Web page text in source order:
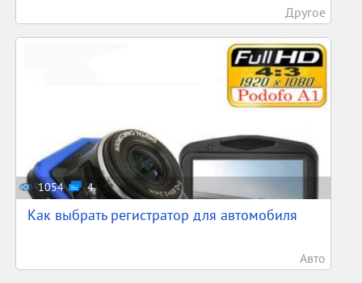
Другое
1054 4
Как выбрать регистратор для автомобиля
Авто